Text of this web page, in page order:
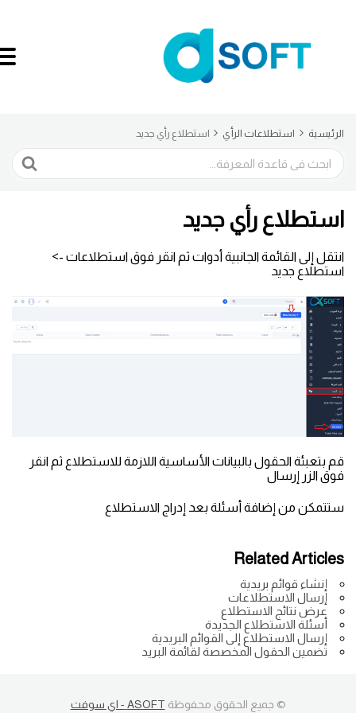
الرئيسية استطلاعات الرأي استطلاع رأي جديد
البحث
استطلاع رأي جديد
انتقل إلى القائمة الجانبية أدوات ثم انقر فوق استطلاعات ->
استطلاع جديد
قم بتعبئة الحقول بالبيانات الأساسية اللازمة للاستطلاع ثم انقر
فوق الزر إرسال
ستتمكن من إضافة أسئلة بعد إدراج الاستطلاع
Related Articles
إنشاء قوائم بريدية
إرسال الاستطلاعات
عرض نتائج الاستطلاع
أسئلة الاستطلاع الجديدة
إرسال الاستطلاع إلى القوائم البريدية
تضمين الحقول المخصصة لقائمة البريد
© جميع الحقوق محفوظةASOFT - اي سوفت